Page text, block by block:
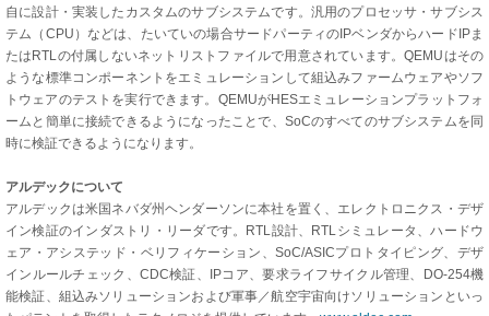
自に設計・実装したカスタムのサブシステムです。汎用のプロセッサ・サブシス
テム（CPU）などは、たいていの場合サードパーティのIPベンダからハードIPま
たはRTLの付属しないネットリストファイルで用意されています。QEMUはその
ような標準コンポーネントをエミュレーションして組込みファームウェアやソフ
トウェアのテストを実行できます。QEMUがHESエミュレーションプラットフォ
ームと簡単に接続できるようになったことで、SoCのすべてのサブシステムを同
時に検証できるようになります。
アルデックについて
アルデックは米国ネバダ州ヘンダーソンに本社を置く、エレクトロニクス・デザ
イン検証のインダストリ・リーダです。RTL設計、RTLシミュレータ、ハードウ
ェア・アシステッド・ベリフィケーション、SoC/ASICプロトタイピング、デザ
インルールチェック、CDC検証、IPコア、要求ライフサイクル管理、DO-254機
能検証、組込みソリューションおよび軍事／航空宇宙向けソリューションといっ